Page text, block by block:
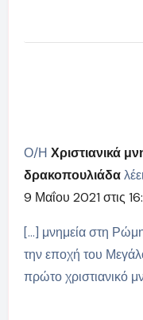
Ο/Η Χριστιανικά
δρακοπουλιάδα
9 Μαΐου 2021 στις
[…] μνημεία στη
την εποχή του
πρώτο χριστιανικό